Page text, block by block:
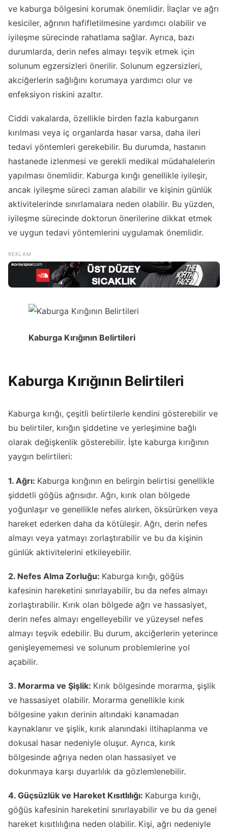
ve kaburga bölgesini korumak önemlidir. İlaçlar ve ağrı
kesiciler, ağrının hafifletilmesine yardımcı olabilir ve
iyileşme sürecinde rahatlama sağlar. Ayrıca, bazı
durumlarda, derin nefes almayı teşvik etmek için
solunum egzersizleri önerilir. Solunum egzersizleri,
akciğerlerin sağlığını korumaya yardımcı olur ve
enfeksiyon riskini azaltır.
Ciddi vakalarda, özellikle birden fazla kaburganın
kırılması veya iç organlarda hasar varsa, daha ileri
tedavi yöntemleri gerekebilir. Bu durumda, hastanın
hastanede izlenmesi ve gerekli medikal müdahalelerin
yapılması önemlidir. Kaburga kırığı genellikle iyileşir,
ancak iyileşme süreci zaman alabilir ve kişinin günlük
aktivitelerinde sınırlamalara neden olabilir. Bu yüzden,
iyileşme sürecinde doktorun önerilerine dikkat etmek
ve uygun tedavi yöntemlerini uygulamak önemlidir.
Kaburga Kırığının Belirtileri
Kaburga Kırığının Belirtileri
Kaburga kırığı, çeşitli belirtilerle kendini gösterebilir ve
bu belirtiler, kırığın şiddetine ve yerleşimine bağlı
olarak değişkenlik gösterebilir. İşte kaburga kırığının
yaygın belirtileri:
1. Ağrı: Kaburga kırığının en belirgin belirtisi genellikle
şiddetli göğüs ağrısıdır. Ağrı, kırık olan bölgede
yoğunlaşır ve genellikle nefes alırken, öksürürken veya
hareket ederken daha da kötüleşir. Ağrı, derin nefes
almayı veya yatmayı zorlaştırabilir ve bu da kişinin
günlük aktivitelerini etkileyebilir.
2. Nefes Alma Zorluğu: Kaburga kırığı, göğüs
kafesinin hareketini sınırlayabilir, bu da nefes almayı
zorlaştırabilir. Kırık olan bölgede ağrı ve hassasiyet,
derin nefes almayı engelleyebilir ve yüzeysel nefes
almayı teşvik edebilir. Bu durum, akciğerlerin yeterince
genişleyememesi ve solunum problemlerine yol
açabilir.
3. Morarma ve Şişlik: Kırık bölgesinde morarma, şişlik
ve hassasiyet olabilir. Morarma genellikle kırık
bölgesine yakın derinin altındaki kanamadan
kaynaklanır ve şişlik, kırık alanındaki iltihaplanma ve
dokusal hasar nedeniyle oluşur. Ayrıca, kırık
bölgesinde ağrıya neden olan hassasiyet ve
dokunmaya karşı duyarlılık da gözlemlenebilir.
4. Güçsüzlük ve Hareket Kısıtlılığı: Kaburga kırığı,
göğüs kafesinin hareketini sınırlayabilir ve bu da genel
hareket kısıtlılığına neden olabilir. Kişi, ağrı nedeniyle